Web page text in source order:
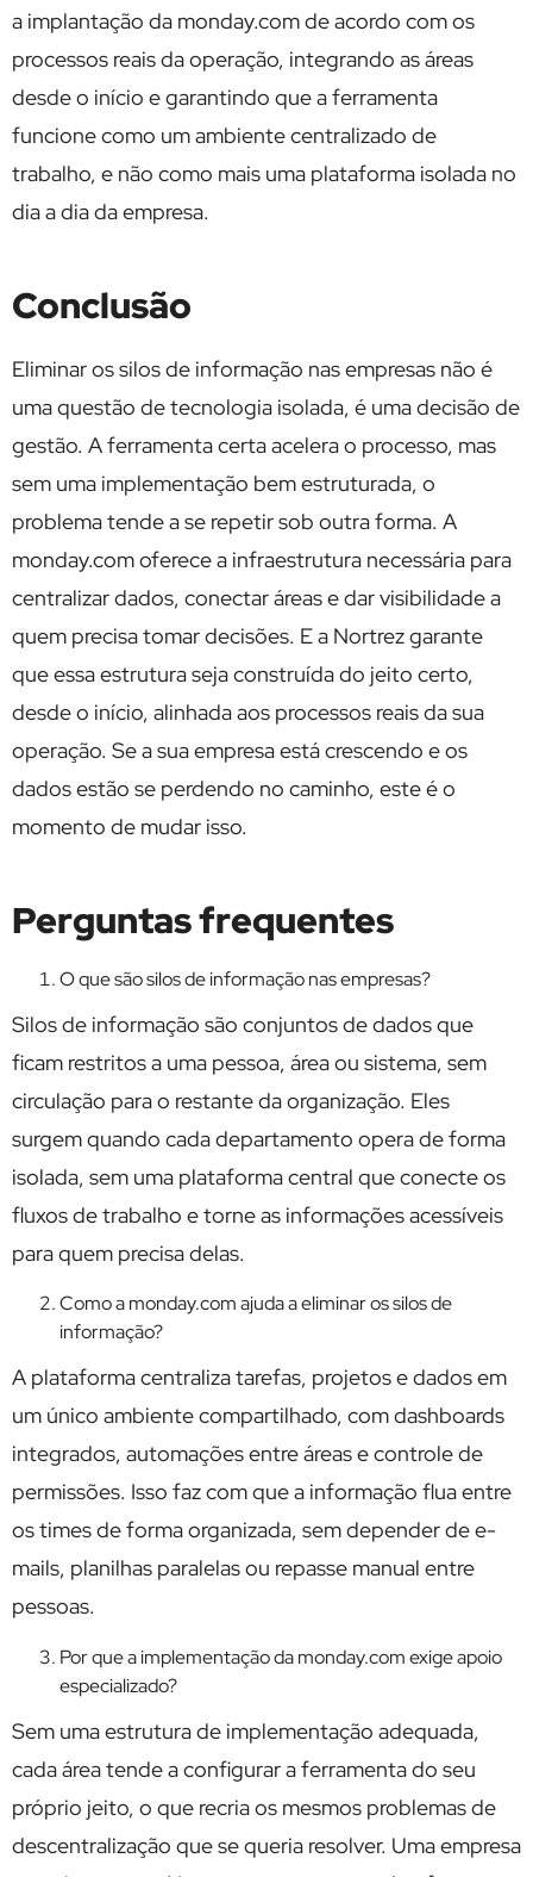
a implantação da monday.com de acordo com os
processos reais da operação, integrando as áreas
desde o início e garantindo que a ferramenta
funcione como um ambiente centralizado de
trabalho, e não como mais uma plataforma isolada no
dia a dia da empresa.
Conclusão
Eliminar os silos de informação nas empresas não é
uma questão de tecnologia isolada, é uma decisão de
gestão. A ferramenta certa acelera o processo, mas
sem uma implementação bem estruturada, o
problema tende a se repetir sob outra forma. A
monday.com oferece a infraestrutura necessária para
centralizar dados, conectar áreas e dar visibilidade a
quem precisa tomar decisões. E a Nortrez garante
que essa estrutura seja construída do jeito certo,
desde o início, alinhada aos processos reais da sua
operação. Se a sua empresa está crescendo e os
dados estão se perdendo no caminho, este é o
momento de mudar isso.
Perguntas frequentes
O que são silos de informação nas empresas?
Silos de informação são conjuntos de dados que
ficam restritos a uma pessoa, área ou sistema, sem
circulação para o restante da organização. Eles
surgem quando cada departamento opera de forma
isolada, sem uma plataforma central que conecte os
fluxos de trabalho e torne as informações acessíveis
para quem precisa delas.
Como a monday.com ajuda a eliminar os silos de
informação?
A plataforma centraliza tarefas, projetos e dados em
um único ambiente compartilhado, com dashboards
integrados, automações entre áreas e controle de
permissões. Isso faz com que a informação flua entre
os times de forma organizada, sem depender de e-
mails, planilhas paralelas ou repasse manual entre
pessoas.
Por que a implementação da monday.com exige apoio
especializado?
Sem uma estrutura de implementação adequada,
cada área tende a configurar a ferramenta do seu
próprio jeito, o que recria os mesmos problemas de
descentralização que se queria resolver. Uma empresa